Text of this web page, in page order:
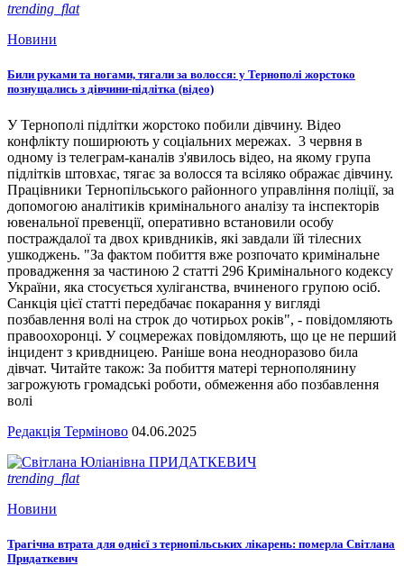
trending_flat
Новини
Били руками та ногами, тягали за волосся: у Тернополі жорстоко
познущались з дівчини-підлітка (відео)
У Тернополі підлітки жорстоко побили дівчину. Відео
конфлікту поширюють у соціальних мережах. 3 червня в
одному із телеграм-каналів з'явилось відео, на якому група
підлітків штовхає, тягає за волосся та всіляко ображає дівчину.
Працівники Тернопільського районного управління поліції, за
допомогою аналітиків кримінального аналізу та інспекторів
ювенальної превенції, оперативно встановили особу
постраждалої та двох кривдників, які завдали їй тілесних
ушкоджень. "За фактом побиття вже розпочато кримінальне
провадження за частиною 2 статті 296 Кримінального кодексу
України, яка стосується хуліганства, вчиненого групою осіб.
Санкція цієї статті передбачає покарання у вигляді
позбавлення волі на строк до чотирьох років", - повідомляють
правоохоронці. У соцмережах повідомляють, що це не перший
інцидент з кривдницею. Раніше вона неодноразово била
дівчат. Читайте також: За побиття матері тернополянину
загрожують громадські роботи, обмеження або позбавлення
волі
Редакція Терміново 04.06.2025
trending_flat
Новини
Трагічна втрата для однієї з тернопільських лікарень: померла Світлана
Придаткевич